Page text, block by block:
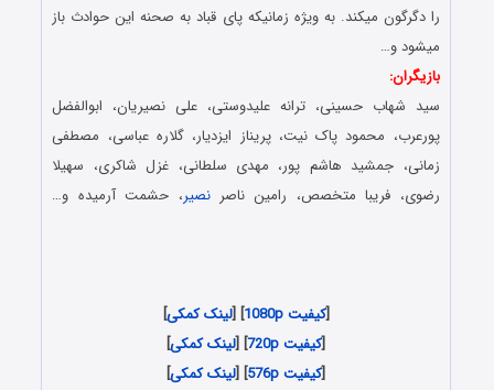
را دگرگون میکند. به ویژه زمانیکه پای قباد به صحنه این حوادث باز
میشود و…
بازیگران:
سید شهاب حسینی، ترانه علیدوستی، علی نصیریان، ابوالفضل
پورعرب، محمود پاک نیت، پریناز ایزدیار، گلاره عباسی، مصطفی
زمانی، جمشید هاشم پور، مهدی سلطانی، غزل شاکری، سهیلا
رضوی، فریبا متخصص، رامین ناصرنصیر، حشمت آرمیده و…
[کیفیت 1080p ] [لینک کمکی]
[کیفیت 720p ] [لینک کمکی]
[کیفیت 576p ] [لینک کمکی]